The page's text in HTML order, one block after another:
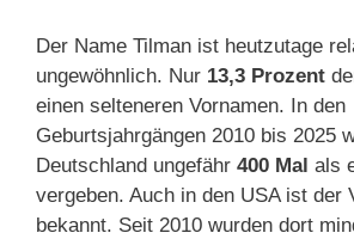
Der Name Tilman ist heutzutage
ungewöhnlich. Nur 13,3 Prozent
einen selteneren Vornamen. In den
Geburtsjahrgängen 2010 bis 2025
Deutschland ungefähr 400 Mal als
vergeben. Auch in den USA ist der
bekannt. Seit 2010 wurden dort